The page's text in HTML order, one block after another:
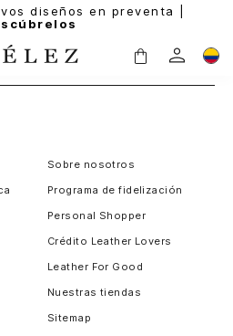
diseños en preventa |
Sobre nosotros
Programa de fidelización
Personal Shopper
Crédito Leather Lovers
Leather For Good
Nuestras tiendas
Sitemap